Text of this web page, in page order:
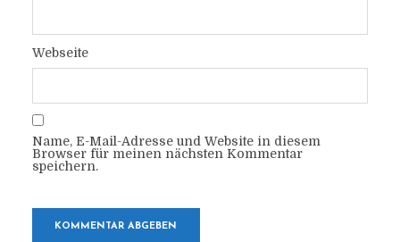
Webseite
Name, E-Mail-Adresse und Website in diesem
Browser für meinen nächsten Kommentar
speichern.